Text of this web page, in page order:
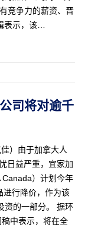
竞争力的薪资、晋
表示，该…
司将对逾千
佳）由于加拿大人
日益严重，宜家加
Canada）计划今年
进行降价，作为该
资的一部分。 据环
中表示，将在全